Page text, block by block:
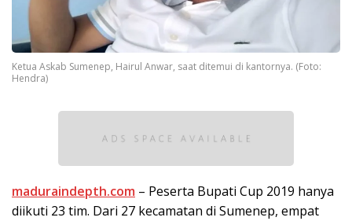
Ketua Askab Sumenep, Hairul Anwar, saat ditemui di kantornya. (Foto:
Hendra)
maduraindepth.com – Peserta Bupati Cup 2019 hanya
diikuti 23 tim. Dari 27 kecamatan di Sumenep, empat